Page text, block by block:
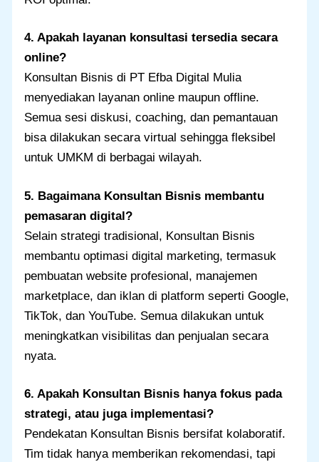
4. Apakah layanan konsultasi tersedia secara
online?
Konsultan Bisnis di PT Efba Digital Mulia
menyediakan layanan online maupun offline.
Semua sesi diskusi, coaching, dan pemantauan
bisa dilakukan secara virtual sehingga fleksibel
untuk UMKM di berbagai wilayah.
5. Bagaimana Konsultan Bisnis membantu
pemasaran digital?
Selain strategi tradisional, Konsultan Bisnis
membantu optimasi digital marketing, termasuk
pembuatan website profesional, manajemen
marketplace, dan iklan di platform seperti Google,
TikTok, dan YouTube. Semua dilakukan untuk
meningkatkan visibilitas dan penjualan secara
nyata.
6. Apakah Konsultan Bisnis hanya fokus pada
strategi, atau juga implementasi?
Pendekatan Konsultan Bisnis bersifat kolaboratif.
Tim tidak hanya memberikan rekomendasi, tapi